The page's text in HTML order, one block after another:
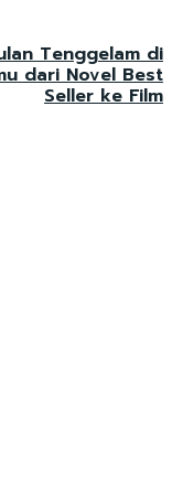
Tenggelam di
dari Novel Best
Seller ke Film